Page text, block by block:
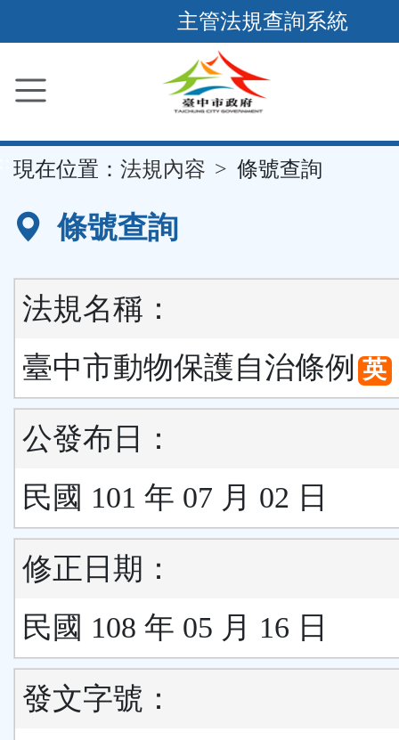
到
要
容
區
主管法規查詢系統
現在位置： 法規內容 條號查詢
條號查詢
法規名稱：
臺中市動物保護自治條例 英
公發布日：
民國 101 年 07 月 02 日
修正日期：
民國 108 年 05 月 16 日
發文字號：